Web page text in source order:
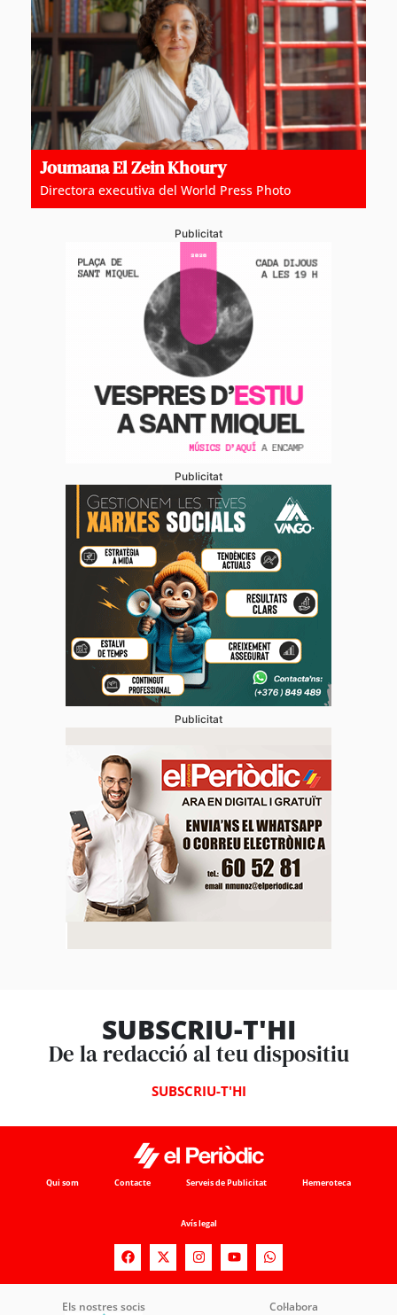
Joumana El Zein Khoury
Directora executiva del World Press Photo
Publicitat
Publicitat
Publicitat
SUBSCRIU-T'HI
De la redacció al teu dispositiu
SUBSCRIU-T'HI
Qui som Contacte Serveis de Publicitat Hemeroteca
Avís legal
Els nostres socis Col·labora